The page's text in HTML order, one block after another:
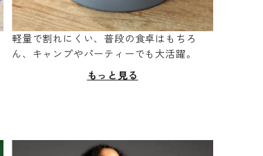
軽量で割れにくい、普段の食卓はもちろ
ん、キャンプやパーティーでも大活躍。
もっと見る